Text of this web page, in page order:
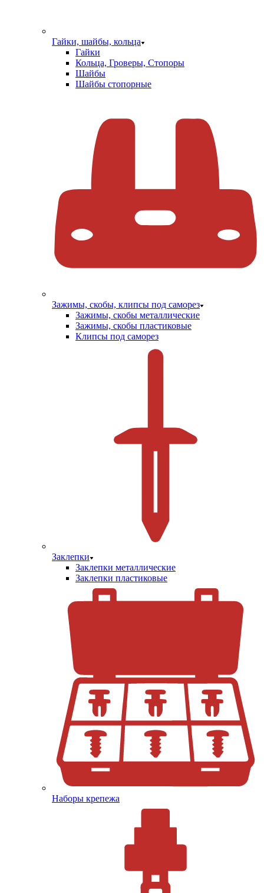
Гайки, шайбы, кольца
Гайки
Кольца, Гроверы, Стопоры
Шайбы
Шайбы стопорные
Зажимы, скобы, клипсы под саморез
Зажимы, скобы металлические
Зажимы, скобы пластиковые
Клипсы под саморез
Заклепки
Заклепки металлические
Заклепки пластиковые
Наборы крепежа